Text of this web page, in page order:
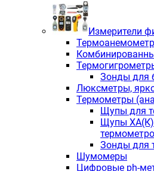
Измерители
Зонды для
Люксметры,
Термометры
Щупы для
Щупы ХА(К)
Зонды для
Шумомеры
Цифровые ph-